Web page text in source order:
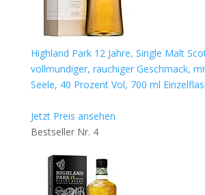
Highland Park 12 Jahre, Single Malt
vollmundiger, rauchiger Geschmack,
Seele, 40 Prozent Vol, 700 ml
Jetzt Preis ansehen
Bestseller Nr. 4